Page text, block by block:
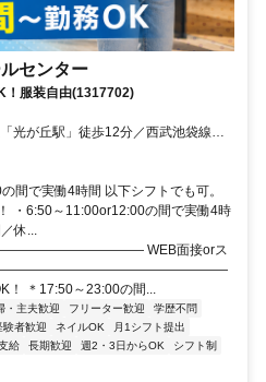
センター
！服装自由(1317702)
光が丘駅」徒歩12分／西武池袋線
「ホテルカデンツァ東京」下車徒歩2
武バス「ホテルカデンツァ東京」下
間で実働4時間 以下シフトでも可。
・6:50～11:00or12:00の間で実働4時
休...
WEB面接orス
――――――――――――――――――――
！ ＊17:50～23:00の間...
・主夫歓迎 フリーター歓迎
学歴不問
験者歓迎 ネイルOK
月1シフト提出
給 長期歓迎 週2・3日からOK
シフト制